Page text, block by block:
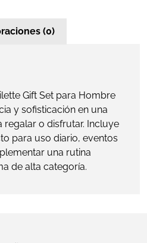
(0)
Gift Set para Hombre
y sofisticación en una
regalar o disfrutar. Incluye
para uso diario, eventos
una rutina
de alta categoría.